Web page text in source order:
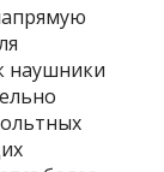
наушники